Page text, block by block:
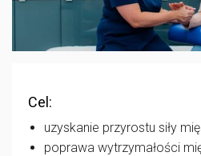
Cel:
uzyskanie przyrostu siły
poprawa wytrzymałości